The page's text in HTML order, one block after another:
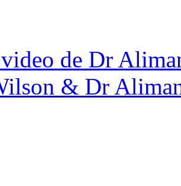
de Dr
& Dr